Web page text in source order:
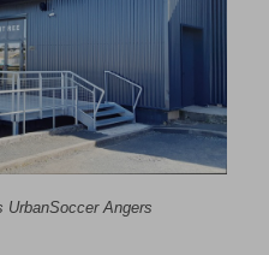
UrbanSoccer Angers